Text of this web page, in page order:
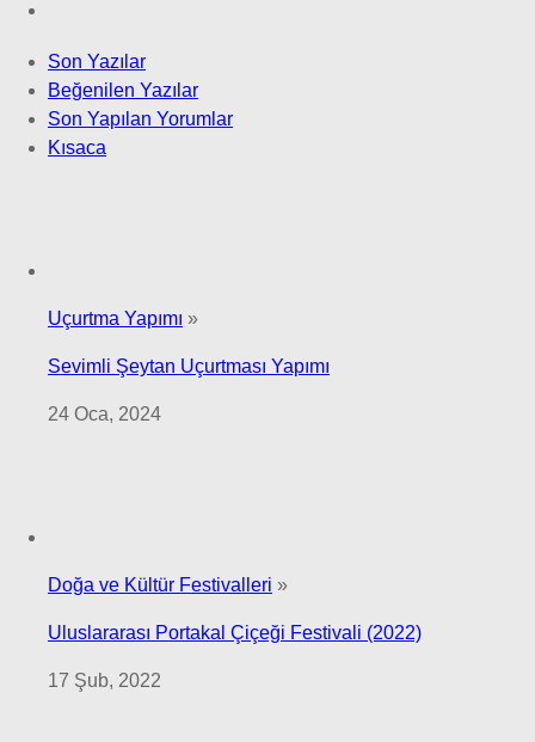
Son Yazılar
Beğenilen Yazılar
Son Yapılan Yorumlar
Kısaca
Uçurtma Yapımı »
Sevimli Şeytan Uçurtması Yapımı
24 Oca, 2024
Doğa ve Kültür Festivalleri »
Uluslararası Portakal Çiçeği Festivali (2022)
17 Şub, 2022